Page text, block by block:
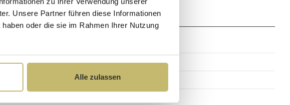
Unsere Partner führen diese Informationen
oder die sie im Rahmen Ihrer Nutzung
Alle zulassen
Zahlung
80 cm
37 cm